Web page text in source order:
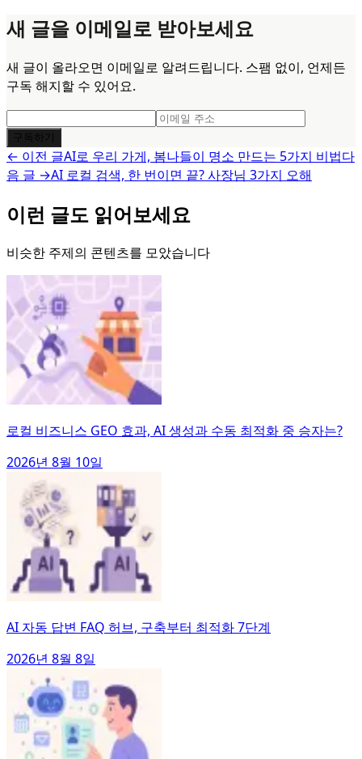
새 글을 이메일로 받아보세요
새 글이 올라오면 이메일로 알려드립니다. 스팸 없이, 언제든
구독 해지할 수 있어요.
구독하기
← 이전 글AI로 우리 가게, 봄나들이 명소 만드는 5가지 비법다
음 글 →AI 로컬 검색, 한 번이면 끝? 사장님 3가지 오해
이런 글도 읽어보세요
비슷한 주제의 콘텐츠를 모았습니다
로컬 비즈니스 GEO 효과, AI 생성과 수동 최적화 중 승자는?
2026년 8월 10일
AI 자동 답변 FAQ 허브, 구축부터 최적화 7단계
2026년 8월 8일